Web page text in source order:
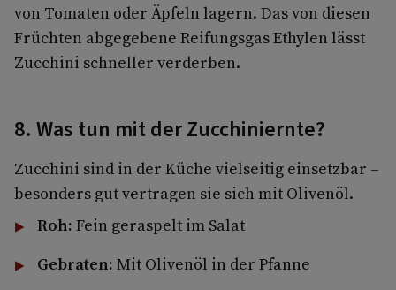
von Tomaten oder Äpfeln lagern. Das von diesen
Früchten abgegebene Reifungsgas Ethylen lässt
Zucchini schneller verderben.
8. Was tun mit der Zucchiniernte?
Zucchini sind in der Küche vielseitig einsetzbar –
besonders gut vertragen sie sich mit Olivenöl.
Roh: Fein geraspelt im Salat
Gebraten: Mit Olivenöl in der Pfanne